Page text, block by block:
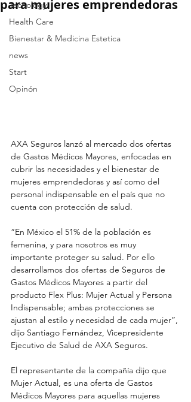
Tecnology
Health Care
Bienestar & Medicina Estetica
news
Start
Opinón
para mujeres emprendedoras
AXA Seguros lanzó al mercado dos ofertas
de Gastos Médicos Mayores, enfocadas en
cubrir las necesidades y el bienestar de
mujeres emprendedoras y así como del
personal indispensable en el país que no
cuenta con protección de salud.
“En México el 51% de la población es
femenina, y para nosotros es muy
importante proteger su salud. Por ello
desarrollamos dos ofertas de Seguros de
Gastos Médicos Mayores a partir del
producto Flex Plus: Mujer Actual y Persona
Indispensable; ambas protecciones se
ajustan al estilo y necesidad de cada mujer”,
dijo Santiago Fernández, Vicepresidente
Ejecutivo de Salud de AXA Seguros.
El representante de la compañía dijo que
Mujer Actual, es una oferta de Gastos
Médicos Mayores para aquellas mujeres